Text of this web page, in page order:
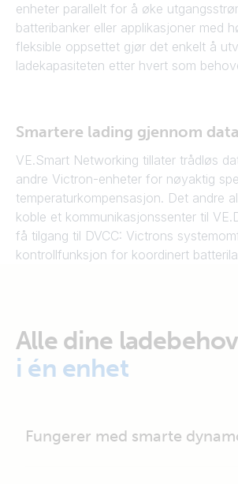
enheter parallelt for å øke
batteribanker eller applikasjoner med
fleksible oppsettet gjør det enkelt å
ladekapasiteten etter hvert som
Smartere lading gjennom
VE.Smart Networking tillater trådløs
andre Victron-enheter for nøyaktig
temperaturkompensasjon. Det andre
koble et kommunikasjonssenter til
få tilgang til DVCC: Victrons
kontrollfunksjon for koordinert
Alle dine ladebehov
i én enhet
Fungerer med smarte